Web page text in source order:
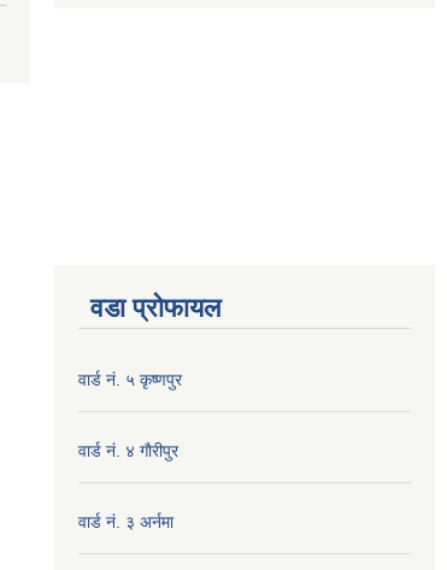
वडा प्रोफायल
वार्ड नं. ५ कृष्णपुर
वार्ड नं. ४ गाैरीपुर
वार्ड नं. ३ अर्नमा